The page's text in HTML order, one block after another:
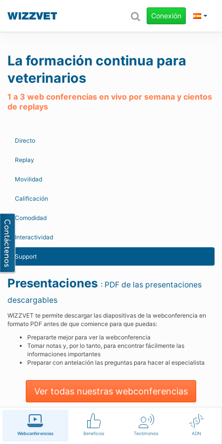
Webconferencias Beneficios Testimonios ADN
Conexión
La formación continua para
veterinarios
1 a 3 web conferencias en vivo por semana y cientos
de replays
Directo
Replay
Movilidad
Calificación
Comodidad
Interactividad
Support
Presentaciones : PDF de las presentaciones
descargables
WIZZVET te permite descargar las diapositivas de la webconferencia en
formato PDF antes de que comience para que puedas:
Prepararte mejor para ver la webconferencia
Tomar notas y, por lo tanto, para encontrar fácilmente las
informaciones importantes
Preparar con antelación las preguntas para hacer al especialista
Ver todas nuestras webconferencias
Español Condiciones de uso Contáctenos